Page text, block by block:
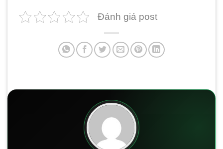
Đánh giá post